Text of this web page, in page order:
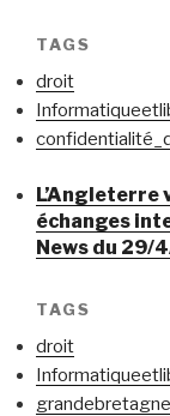
TAGS
droit
L’Angleterre
échanges
News du 29/
TAGS
droit
grandebretagne